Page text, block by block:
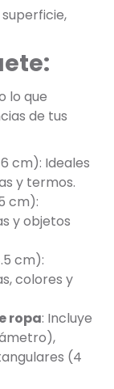
superficie,
lo que
de tus
cm): Ideales
y termos.
cm):
y objetos
cm):
colores y
ropa: Incluye
(4